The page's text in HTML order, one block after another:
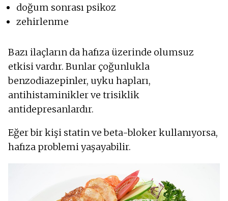
doğum sonrası psikoz
zehirlenme
Bazı ilaçların da hafıza üzerinde olumsuz
etkisi vardır. Bunlar çoğunlukla
benzodiazepinler, uyku hapları,
antihistaminikler ve trisiklik
antidepresanlardır.
Eğer bir kişi statin ve beta-bloker kullanıyorsa,
hafıza problemi yaşayabilir.